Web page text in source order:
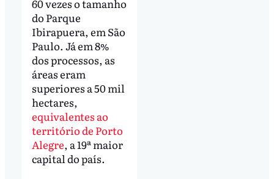
60 vezes o tamanho
do Parque
Ibirapuera, em São
Paulo. Já em 8%
dos processos, as
áreas eram
superiores a 50 mil
hectares,
equivalentes ao
território de Porto
Alegre, a 19ª maior
capital do país.